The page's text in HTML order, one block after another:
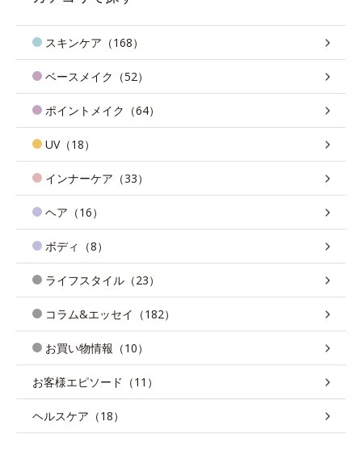
スキンケア（168）
ベースメイク（52）
ポイントメイク（64）
UV（18）
インナーケア（33）
ヘア（16）
ボディ（8）
ライフスタイル（23）
コラム&エッセイ（182）
お買い物情報（10）
お客様エピソード（11）
ヘルスケア（18）